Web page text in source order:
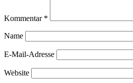
Kommentar *
Name
E-Mail-Adresse
Website